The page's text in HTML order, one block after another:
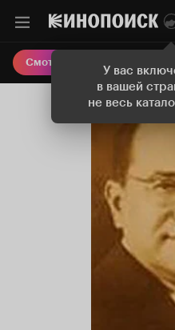
У вас
в вашей
не весь
Смотреть кино